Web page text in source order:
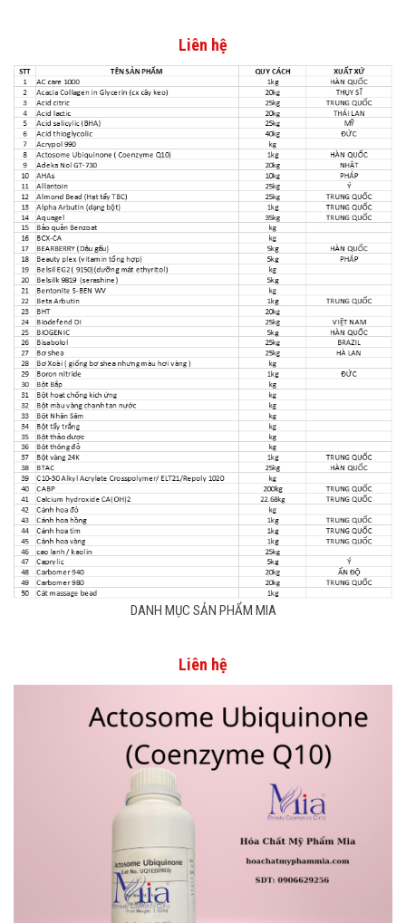
Liên hệ
DANH MỤC SẢN PHẨM MIA
Liên hệ